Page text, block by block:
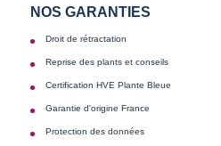
NOS GARANTIES
Droit de rétractation
Reprise des plants et conseils
Certification HVE Plante Bleue
Garantie d'origine France
Protection des données